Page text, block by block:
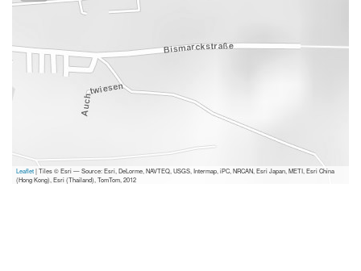
Leaflet| Tiles © Esri — Source: Esri, DeLorme, NAVTEQ, USGS, Intermap, iPC, NRCAN, Esri Japan, METI, Esri China
(Hong Kong), Esri (Thailand), TomTom, 2012